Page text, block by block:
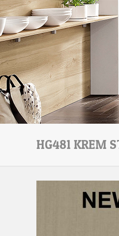
HG481 KREM